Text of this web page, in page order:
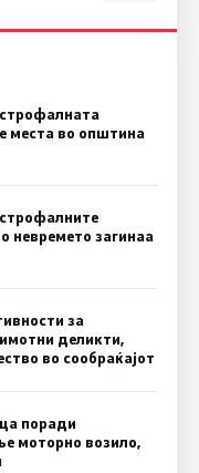
места во општина
невремето загинаа
за
деликти,
во сообраќајот
поради
моторно возило,